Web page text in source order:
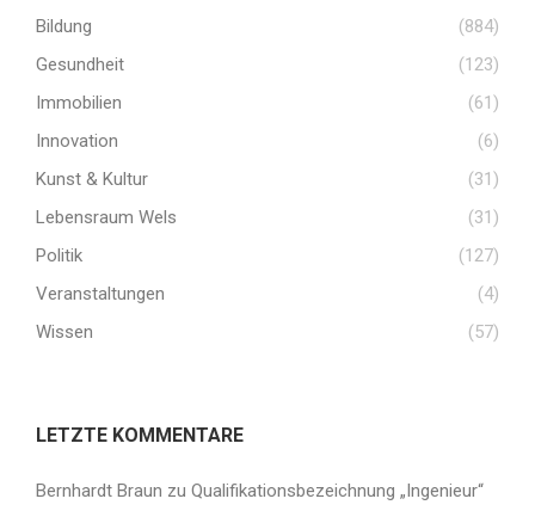
Bildung
(884)
Gesundheit
(123)
Immobilien
(61)
Innovation
(6)
Kunst & Kultur
(31)
Lebensraum Wels
(31)
Politik
(127)
Veranstaltungen
(4)
Wissen
(57)
LETZTE KOMMENTARE
Bernhardt Braun zu Qualifikationsbezeichnung „Ingenieur“